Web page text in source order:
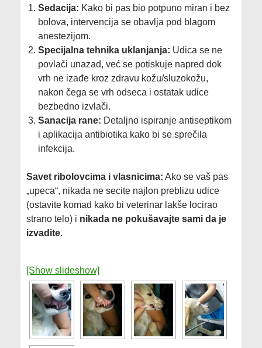
Sedacija: Kako bi pas bio potpuno miran i bez
bolova, intervencija se obavlja pod blagom
anestezijom.
Specijalna tehnika uklanjanja: Udica se ne
povlači unazad, već se potiskuje napred dok
vrh ne izađe kroz zdravu kožu/sluzokožu,
nakon čega se vrh odseca i ostatak udice
bezbedno izvlači.
Sanacija rane: Detaljno ispiranje antiseptikom
i aplikacija antibiotika kako bi se sprečila
infekcija.
Savet ribolovcima i vlasnicima: Ako se vaš pas
„upeca“, nikada ne secite najlon preblizu udice
(ostavite komad kako bi veterinar lakše locirao
strano telo) i nikada ne pokušavajte sami da je
izvadite.
[Show slideshow]